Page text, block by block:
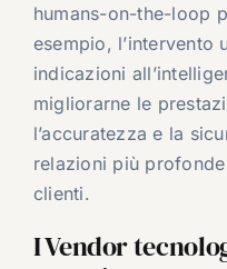
humans-on-the-loop
esempio, l’intervento
indicazioni
migliorarne le
l’accuratezza e la
relazioni più
clienti.
I Vendor